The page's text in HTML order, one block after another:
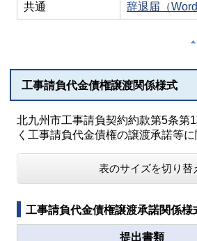
共通 辞退届（
工事請負代金債権譲渡関係様式
北九州市工事請負契約約款第5条第
く工事請負代金債権の譲渡承諾等に
表のサイズを切り替
工事請負代金債権譲渡承諾関係様
提出書類